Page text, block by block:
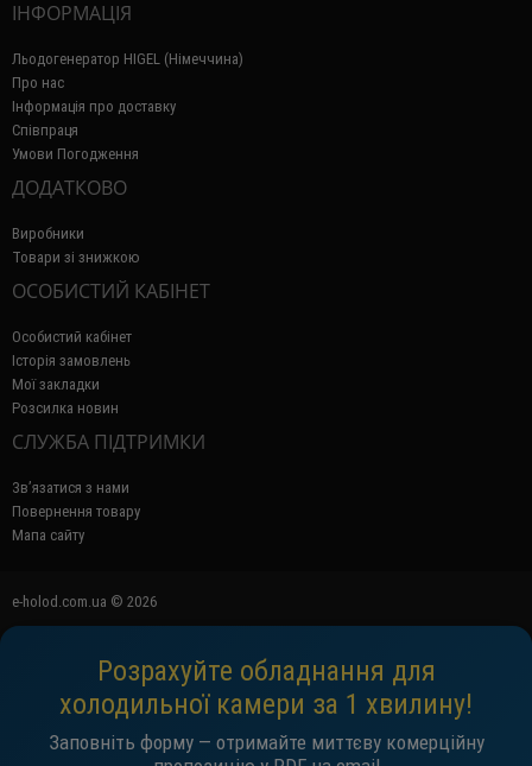
ІНФОРМАЦІЯ
Льодогенератор HIGEL (Німеччина)
Про нас
Інформація про доставку
Співпраця
Умови Погодження
ДОДАТКОВО
Виробники
Товари зі знижкою
ОСОБИСТИЙ КАБІНЕТ
Особистий кабінет
Історія замовлень
Мої закладки
Розсилка новин
СЛУЖБА ПІДТРИМКИ
Зв’язатися з нами
Повернення товару
Мапа сайту
e-holod.com.ua © 2026
Розрахуйте обладнання для
холодильної камери за 1 хвилину!
Заповніть форму — отримайте миттєву комерційну